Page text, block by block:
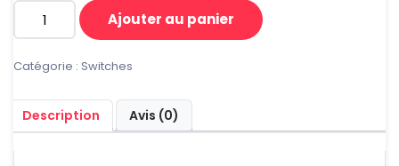
quantité
Switch
8
Ports
4
Ajouter au panier
Catégorie : Switches
Description Avis (0)